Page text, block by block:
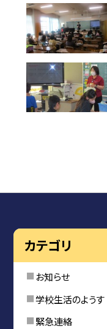
カテゴリ
お知らせ
学校生活のようす
緊急連絡